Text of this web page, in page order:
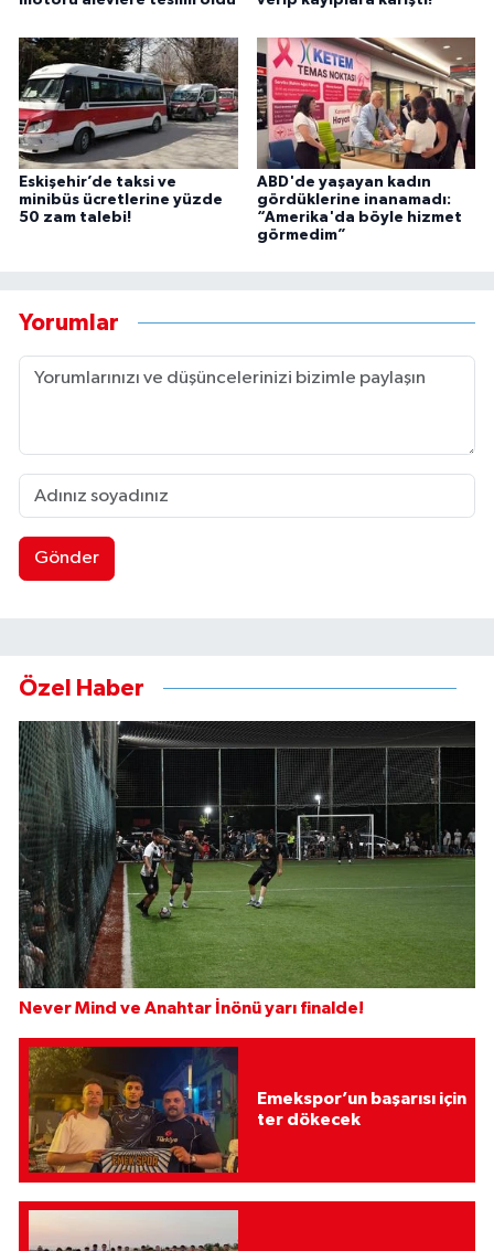
Eskişehir’de taksi ve
minibüs ücretlerine yüzde
50 zam talebi!
ABD'de yaşayan kadın
gördüklerine inanamadı:
“Amerika'da böyle hizmet
görmedim”
Yorumlar
Gönder
Özel Haber
Never Mind ve Anahtar İnönü yarı finalde!
Emekspor’un başarısı için
ter dökecek